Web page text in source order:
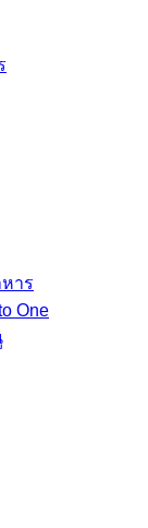
าร
One